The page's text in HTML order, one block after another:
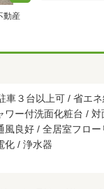
動産
３台以上可 / 省エ
ー付洗面化粧台 /
良好 / 全居室フロ
化 / 浄水器